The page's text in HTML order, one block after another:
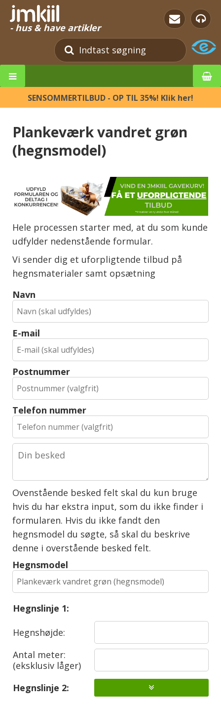
- hus & have artikler
SENSOMMERTILBUD - OP TIL 35%! Klik her!
Plankeværk vandret grøn
(hegnsmodel)
Hele processen starter med, at du som kunde
udfylder nedenstående formular.
Vi sender dig et uforpligtende tilbud på
hegnsmaterialer samt opsætning
Navn
E-mail
Postnummer
Telefon nummer
Ovenstående besked felt skal du kun bruge
hvis du har ekstra input, som du ikke finder i
formularen. Hvis du ikke fandt den
hegnsmodel du søgte, så skal du beskrive
denne i overstående besked felt.
Hegnsmodel
Hegnslinje 1:
Hegnshøjde:
Antal meter:
(eksklusiv låger)
Hegnslinje 2: